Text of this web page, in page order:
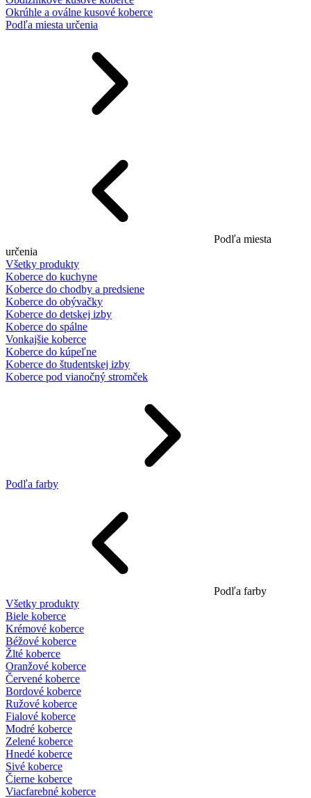
Okrúhle a oválne kusové koberce
Podľa miesta určenia
Podľa miesta
určenia
Všetky produkty
Koberce do kuchyne
Koberce do chodby a predsiene
Koberce do obývačky
Koberce do detskej izby
Koberce do spálne
Vonkajšie koberce
Koberce do kúpeľne
Koberce do študentskej izby
Koberce pod vianočný stromček
Podľa farby
Podľa farby
Všetky produkty
Biele koberce
Krémové koberce
Béžové koberce
Žlté koberce
Oranžové koberce
Červené koberce
Bordové koberce
Ružové koberce
Fialové koberce
Modré koberce
Zelené koberce
Hnedé koberce
Sivé koberce
Čierne koberce
Viacfarebné koberce